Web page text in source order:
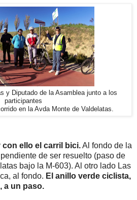
y Diputado de la Asamblea junto a los
participantes
en la Avda Monte de Valdelatas.
ello el carril bici.Al fondo de la
de ser resuelto (paso de
bajo la M-603). Al otro lado Las
al fondo. El anillo verde ciclista,
a un paso.